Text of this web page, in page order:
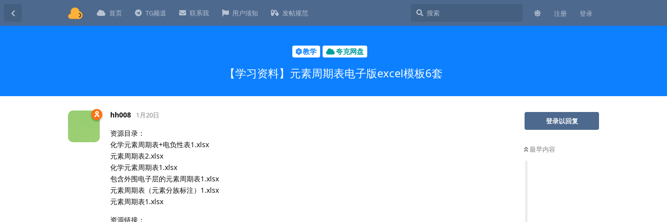
首页 TG频道 联系我 用户须知 发帖规范 注册 登录
教学 夸克网盘
【学习资料】元素周期表电子版excel模板6套
登录以回复
最早内容
hh008 1月20日
资源目录：
化学元素周期表+电负性表1.xlsx
元素周期表2.xlsx
化学元素周期表1.xlsx
包含外围电子层的元素周期表1.xlsx
元素周期表（元素分族标注）1.xlsx
元素周期表1.xlsx
资源链接：